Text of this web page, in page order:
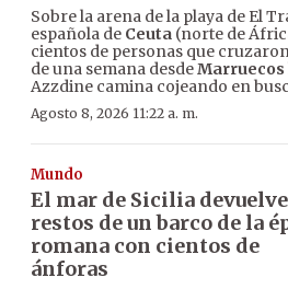
Sobre la arena de la playa de El
española de Ceuta (norte de
cientos de personas que
de una semana desdeMarruecos
Azzdine camina cojeando en
Agosto 8, 2026 11:22 a. m.
Mundo
El mar de Sicilia devuelve
restos de un barco de la
romana con cientos de
ánforas